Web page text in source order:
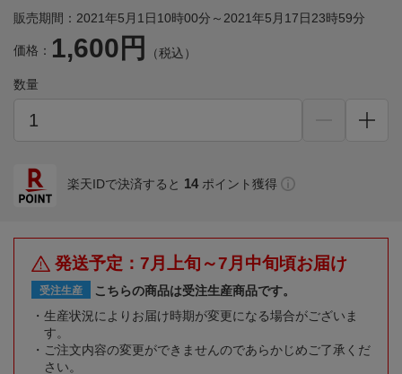
販売期間：2021年5月1日10時00分～2021年5月17日23時59分
価格： 1,600円 （税込）
数量
楽天IDで決済すると 14 ポイント獲得
発送予定：7月上旬～7月中旬頃お届け
受注生産
こちらの商品は受注生産商品です。
生産状況によりお届け時期が変更になる場合がございま
す。
ご注文内容の変更ができませんのであらかじめご了承くだ
さい。